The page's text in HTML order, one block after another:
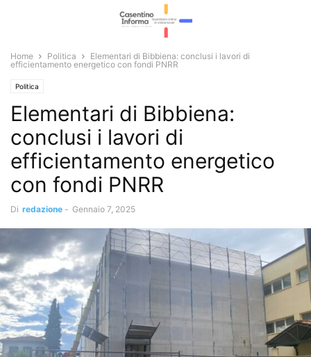
Home Politica
Elementari di Bibbiena: conclusi i lavori di
efficientamento energetico con fondi PNRR
Politica
Elementari di Bibbiena:
conclusi i lavori di
efficientamento energetico
con fondi PNRR
Di redazione - Gennaio 7, 2025